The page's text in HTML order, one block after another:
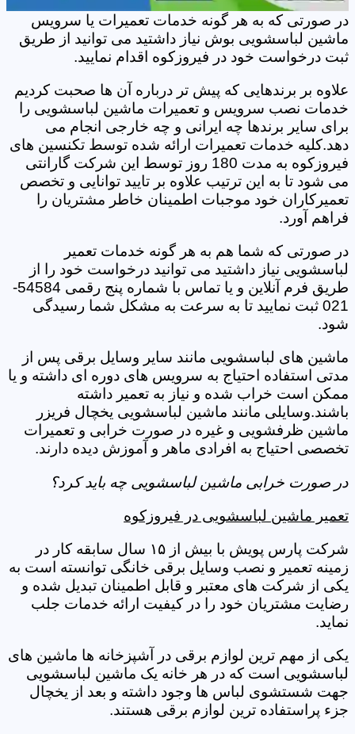
در صورتی که به هر گونه خدمات تعمیرات یا سرویس
ماشین لباسشویی بوش نیاز داشتید می توانید از طریق
ثبت درخواست خود در فیروزکوه اقدام نمایید.
علاوه بر برندهایی که پیش تر درباره آن ها صحبت کردیم
خدمات نصب سرویس و تعمیرات ماشین لباسشویی را
برای سایر برندها چه ایرانی و چه خارجی انجام می
دهد.کلیه خدمات تعمیرات ارائه شده توسط تکنسین های
فیروزکوه به مدت 180 روز توسط این شرکت گارانتی
می شود تا به این ترتیب علاوه بر تایید توانایی و تخصص
تعمیرکاران خود موجبات اطمینان خاطر مشتریان را
فراهم آورد.
در صورتی که شما هم به هر گونه خدمات تعمیر
لباسشویی نیاز داشتید می توانید درخواست خود را از
طریق فرم آنلاین و یا تماس با شماره پنج رقمی 54584-
021 ثبت نمایید تا به سرعت به مشکل شما رسیدگی
شود.
ماشین های لباسشویی مانند سایر وسایل برقی پس از
مدتی استفاده احتیاج به سرویس های دوره ای داشته و یا
ممکن است خراب شده و نیاز به تعمیر داشته
باشند.وسایلی مانند ماشین لباسشویی یخچال فریزر
ماشین ظرفشویی و غیره در صورت خرابی و تعمیرات
تخصصی احتیاج به افرادی ماهر و آموزش دیده دارند.
در صورت خرابی ماشین لباسشویی چه باید کرد؟
تعمیر ماشین لباسشویی در فیروزکوه
شرکت پارس پویش با بیش از ۱۵ سال سابقه کار در
زمینه تعمیر و نصب وسایل برقی خانگی توانسته است به
یکی از شرکت های معتبر و قابل اطمینان تبدیل شده و
رضایت مشتریان خود را در کیفیت ارائه خدمات جلب
نماید.
یکی از مهم ترین لوازم برقی در آشپزخانه ها ماشین های
لباسشویی است که در هر خانه یک ماشین لباسشویی
جهت شستشوی لباس ها وجود داشته و بعد از یخچال
جزء پراستفاده ترین لوازم برقی هستند.